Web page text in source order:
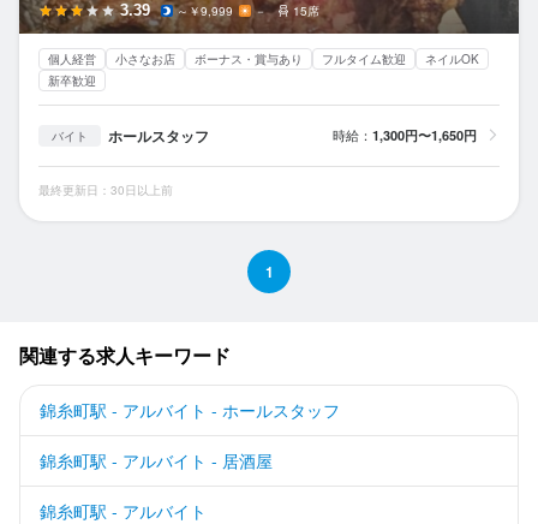
3.39 ～￥9,999 － 15席
個人経営 小さなお店 ボーナス・賞与あり フルタイム歓迎
ネイルOK
新卒歓迎
バイト ホールスタッフ 時給： 1,300円〜1,650円
最終更新日：30日以上前
1
関連する求人キーワード
錦糸町駅 - アルバイト - ホールスタッフ
錦糸町駅 - アルバイト - 居酒屋
錦糸町駅 - アルバイト